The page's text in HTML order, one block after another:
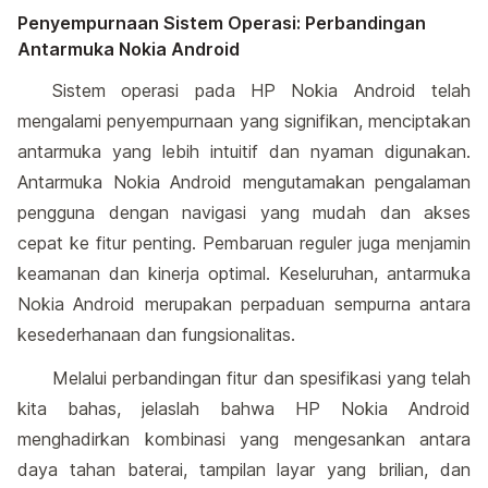
Penyempurnaan Sistem Operasi: Perbandingan
Antarmuka Nokia Android
Sistem operasi pada HP Nokia Android telah
mengalami penyempurnaan yang signifikan, menciptakan
antarmuka yang lebih intuitif dan nyaman digunakan.
Antarmuka Nokia Android mengutamakan pengalaman
pengguna dengan navigasi yang mudah dan akses
cepat ke fitur penting. Pembaruan reguler juga menjamin
keamanan dan kinerja optimal. Keseluruhan, antarmuka
Nokia Android merupakan perpaduan sempurna antara
kesederhanaan dan fungsionalitas.
Melalui perbandingan fitur dan spesifikasi yang telah
kita bahas, jelaslah bahwa HP Nokia Android
menghadirkan kombinasi yang mengesankan antara
daya tahan baterai, tampilan layar yang brilian, dan